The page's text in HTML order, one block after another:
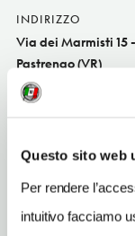
Questo sito web
Per rendere
intuitivo facciamo
INDIRIZZO
Via dei Marmisti 15
Pastrengo (VR)
Veneto IT